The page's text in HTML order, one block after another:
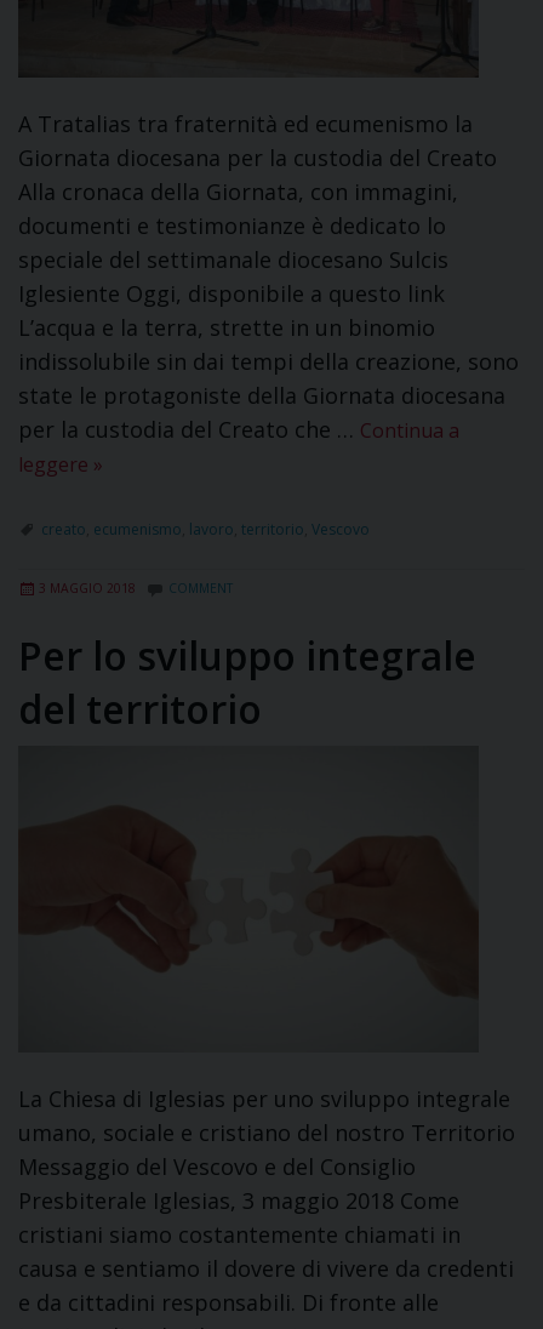
A Tratalias tra fraternità ed ecumenismo la
Giornata diocesana per la custodia del Creato
Alla cronaca della Giornata, con immagini,
documenti e testimonianze è dedicato lo
speciale del settimanale diocesano Sulcis
Iglesiente Oggi, disponibile a questo link
L’acqua e la terra, strette in un binomio
indissolubile sin dai tempi della creazione, sono
state le protagoniste della Giornata diocesana
per la custodia del Creato che … Continua a
leggere »
creato ecumenismo lavoro territorio Vescovo
3 MAGGIO 2018 COMMENT
Per lo sviluppo integrale
del territorio
La Chiesa di Iglesias per uno sviluppo integrale
umano, sociale e cristiano del nostro Territorio
Messaggio del Vescovo e del Consiglio
Presbiterale Iglesias, 3 maggio 2018 Come
cristiani siamo costantemente chiamati in
causa e sentiamo il dovere di vivere da credenti
e da cittadini responsabili. Di fronte alle